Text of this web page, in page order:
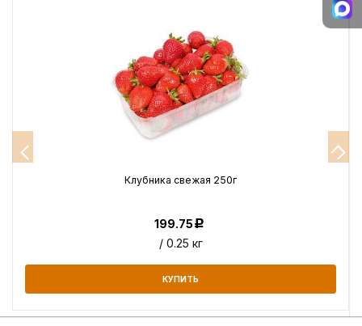
Клубника свежая 250г
199.75Р
/ 0.25 кг
КУПИТЬ